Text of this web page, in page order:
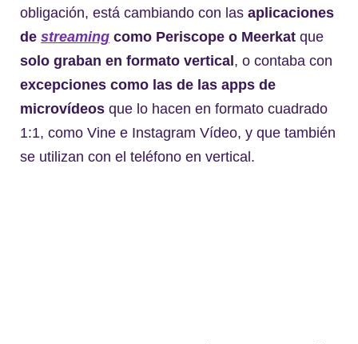
obligación, está cambiando con las aplicaciones
de streaming como Periscope o Meerkat que
solo graban en formato vertical, o contaba con
excepciones como las de las apps de
microvídeos que lo hacen en formato cuadrado
1:1, como Vine e Instagram Vídeo, y que también
se utilizan con el teléfono en vertical.